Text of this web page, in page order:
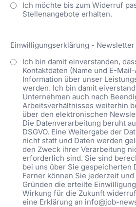
Ich möchte bis zum Widerruf
Stellenangebote erhalten.
Einwilligungserklärung - Newsletter
Ich bin damit einverstanden,
Kontaktdaten (Name und E-
Information über unser
werden. Ich bin damit
Unternehmen auch nach
Arbeitsverhältnisses weiterhin
über den elektronischen
Die Datenverarbeitung beruht
DSGVO. Eine Weitergabe der
nicht statt und Daten werden
den Zweck ihrer Verarbeitung
erforderlich sind. Sie sind
bei uns über Sie gespeicherten
Ferner können Sie jederzeit
Gründen die erteilte
Wirkung für die Zukunft
eine Erklärung an info@job-